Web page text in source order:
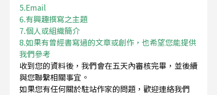
5.Email
6.有興趣撰寫之主題
7.個人或組織簡介
8.如果有曾經書寫過的文章或創作，也希望您能提供
我們參考
收到您的資料後，我們會在五天內審核完畢，並後續
與您聯繫相關事宜。
如果您有任何關於駐站作家的問題，歡迎連絡我們